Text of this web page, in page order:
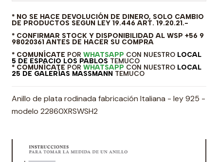
* NO SE HACE DEVOLUCIÓN DE DINERO, SOLO CAMBIO
DE PRODUCTOS SEGUN LEY 19.446 ART. 19.20.21.-
* CONFIRMAR STOCK Y DISPONIBILIDAD AL WSP +56 9
98020361 ANTES DE HACER SU COMPRA
* COMUNÍCATE POR WHATSAPP CON NUESTRO LOCAL
5 DE ESPACIO LOS PABLOS TEMUCO
* COMUNÍCATE POR WHATSAPP CON NUESTRO LOCAL
25 DE GALERÍAS MASSMANN TEMUCO
Anillo de plata rodinada fabricación Italiana - ley 925 -
modelo 22860XRSWSH2